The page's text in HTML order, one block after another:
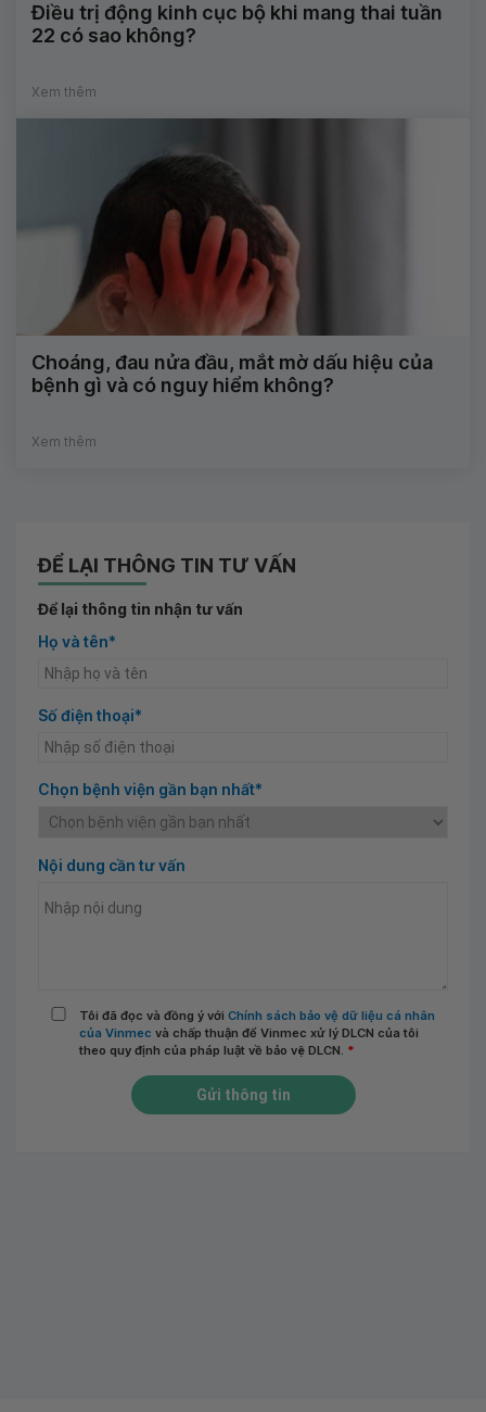
Điều trị động kinh cục bộ khi mang thai tuần
22 có sao không?
Xem thêm
Choáng, đau nửa đầu, mắt mờ dấu hiệu của
bệnh gì và có nguy hiểm không?
Xem thêm
ĐỂ LẠI THÔNG TIN TƯ VẤN
Để lại thông tin nhận tư vấn
Họ và tên*
Số điện thoại*
Chọn bệnh viện gần bạn nhất*
Nội dung cần tư vấn
Tôi đã đọc và đồng ý với Chính sách bảo vệ dữ liệu cá nhân
của Vinmec và chấp thuận để Vinmec xử lý DLCN của tôi
theo quy định của pháp luật về bảo vệ DLCN. *
Gửi thông tin